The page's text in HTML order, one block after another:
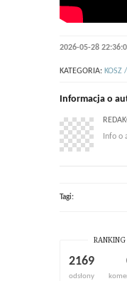
2026-05-28
KATEGORIA: KOSZ
Informacja o
Info o
Tagi:
RANKING
2169
odsłony